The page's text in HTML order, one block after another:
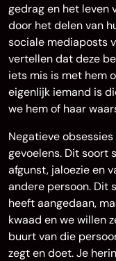
gedrag en het leven
door het delen van
sociale mediaposts
vertellen dat deze
iets mis is met hem
eigenlijk iemand is
we hem of haar
Negatieve
gevoelens. Dit soort
afgunst, jaloezie en
andere persoon. Dit
heeft aangedaan,
kwaad en we willen
buurt van die
zegt en doet. Je